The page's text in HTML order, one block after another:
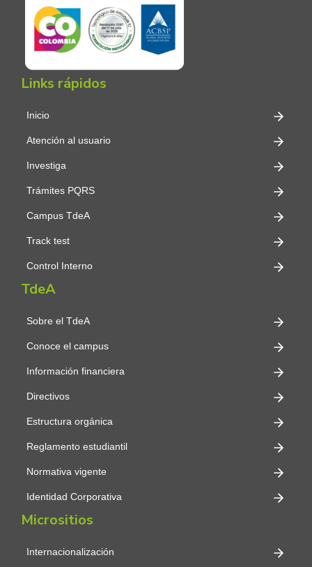
Links rápidos
Inicio
Atención al usuario
Investiga
Trámites PQRS
Campus TdeA
Track test
Control Interno
TdeA
Sobre el TdeA
Conoce el campus
Información financiera
Directivos
Estructura orgánica
Reglamento estudiantil
Normativa vigente
Identidad Corporativa
Micrositios
Internacionalización